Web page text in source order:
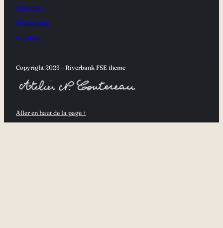
Boutique
Évènements
Archives
Copyright 2023 – Riverbank FSE theme
Aller en haut de la page ↑